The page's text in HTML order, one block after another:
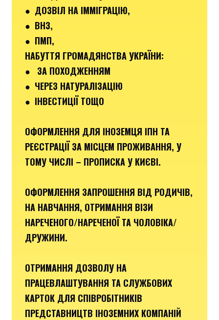
● ДОЗВІЛ НА ІММІГРАЦІЮ,
● ВНЗ,
● ПМП,
НАБУТТЯ ГРОМАДЯНСТВА УКРАЇНИ:
● ЗА ПОХОДЖЕННЯМ
● ЧЕРЕЗ НАТУРАЛІЗАЦІЮ
● ІНВЕСТИЦІЇ ТОЩО
ОФОРМЛЕННЯ ДЛЯ ІНОЗЕМЦЯ ІПН ТА
РЕЄСТРАЦІЇ ЗА МІСЦЕМ ПРОЖИВАННЯ, У
ТОМУ ЧИСЛІ – ПРОПИСКА У КИЄВІ.
ОФОРМЛЕННЯ ЗАПРОШЕННЯ ВІД РОДИЧІВ,
НА НАВЧАННЯ, ОТРИМАННЯ ВІЗИ
НАРЕЧЕНОГО/НАРЕЧЕНОЇ ТА ЧОЛОВІКА/
ДРУЖИНИ.
ОТРИМАННЯ ДОЗВОЛУ НА
ПРАЦЕВЛАШТУВАННЯ ТА СЛУЖБОВИХ
КАРТОК ДЛЯ СПІВРОБІТНИКІВ
ПРЕДСТАВНИЦТВ ІНОЗЕМНИХ КОМПАНІЙ